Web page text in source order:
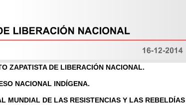
ZAPATISTA DE LIBERACIÓN NACIONAL.
NACIONAL INDÍGENA.
MUNDIAL DE LAS RESISTENCIAS Y LAS REBELDÍAS